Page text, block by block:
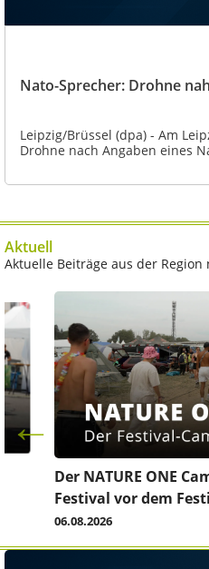
Nato-Sprecher: Drohne
Leipzig/Brüssel (dpa) - Am
Drohne nach Angaben eines
Aktuell
Aktuelle Beiträge aus der
Der NATURE ONE
Festival vor dem
06.08.2026